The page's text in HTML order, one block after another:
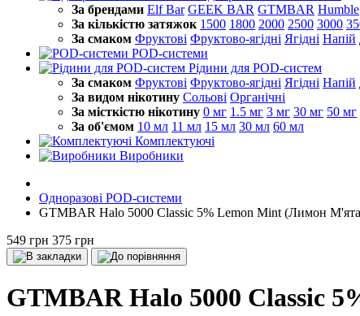
За брендами Elf Bar GEEK BAR GTMBAR Humble
За кількістю затяжок 1500 1800 2000 2500 3000
За смаком Фруктові Фруктово-ягідні Ягідні Напій
POD-системи
Рідини для POD-систем
За смаком Фруктові Фруктово-ягідні Ягідні Напій
За видом нікотину Сольові Органічні
За місткістю нікотину 0 мг 1.5 мг 3 мг 30 мг 50 мг
За об'ємом 10 мл 11 мл 15 мл 30 мл 60 мл
Комплектуючі
Виробники
Одноразові POD-системи
GTMBAR Halo 5000 Classic 5% Lemon Mint (Лимон
549 грн 375 грн
GTMBAR Halo 5000 Classic